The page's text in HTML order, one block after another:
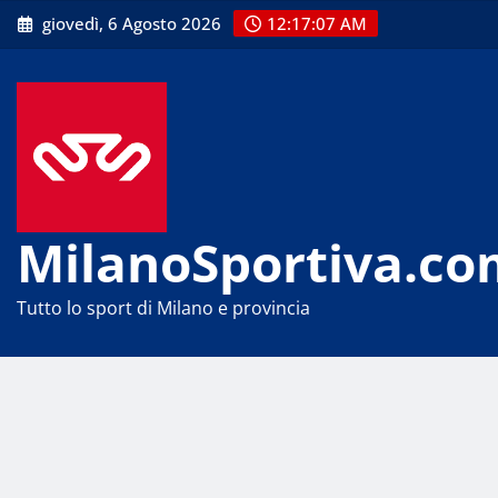
Skip
to
giovedì, 6 Agosto 2026 12:17:07 AM
Tutto lo sport di Milano e provincia